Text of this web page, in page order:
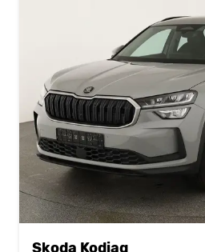
Skoda Kodiaq